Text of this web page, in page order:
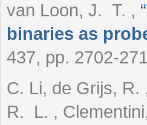
van Loon, J. T. , “
binaries as
437, pp. 2702-
C. Li, de Grijs, R.
R. L. ,